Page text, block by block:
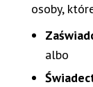
osoby,
albo